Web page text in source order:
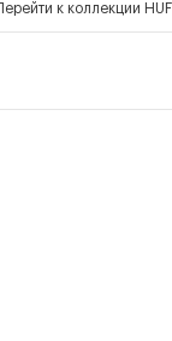
Перейти к коллекции HUF